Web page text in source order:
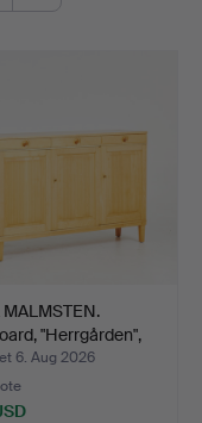
"Herrgården",
6. Aug 2026